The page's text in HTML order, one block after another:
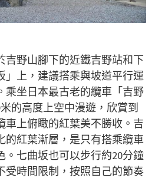
吉野山腳下的近鐵吉野站和下
」上，建議搭乘與坡道平行運
乘坐日本最古老的纜車「吉野
的高度上空中漫遊，欣賞到
車上俯瞰的紅葉美不勝收。吉
的紅葉漸層，是只有搭乘纜車
。七曲坂也可以步行約20分鐘
受時間限制，按照自己的節奏